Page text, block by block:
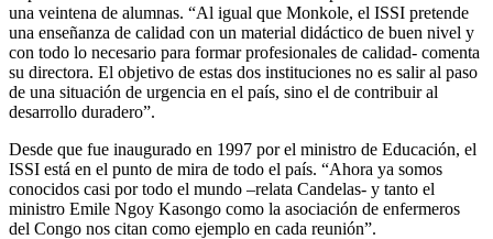
una veintena de alumnas. “Al igual que Monkole, el ISSI pretende
una enseñanza de calidad con un material didáctico de buen nivel y
con todo lo necesario para formar profesionales de calidad- comenta
su directora. El objetivo de estas dos instituciones no es salir al paso
de una situación de urgencia en el país, sino el de contribuir al
desarrollo duradero”.
Desde que fue inaugurado en 1997 por el ministro de Educación, el
ISSI está en el punto de mira de todo el país. “Ahora ya somos
conocidos casi por todo el mundo –relata Candelas- y tanto el
ministro Emile Ngoy Kasongo como la asociación de enfermeros
del Congo nos citan como ejemplo en cada reunión”.